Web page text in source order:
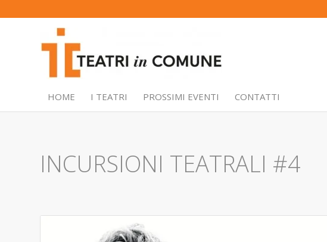
HOME I TEATRI PROSSIMI EVENTI CONTATTI
INCURSIONI TEATRALI #4